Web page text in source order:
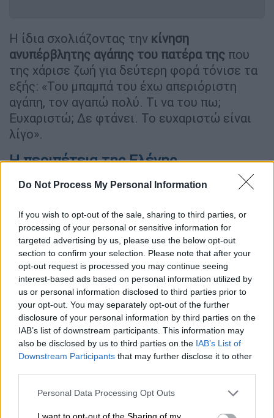
Do Not Process My Personal Information
If you wish to opt-out of the sale, sharing to third parties, or
processing of your personal or sensitive information for
targeted advertising by us, please use the below opt-out
section to confirm your selection. Please note that after your
opt-out request is processed you may continue seeing
interest-based ads based on personal information utilized by
us or personal information disclosed to third parties prior to
your opt-out. You may separately opt-out of the further
disclosure of your personal information by third parties on the
IAB’s list of downstream participants. This information may
also be disclosed by us to third parties on the IAB’s List of
Downstream Participants that may further disclose it to other
Please note that this website/app uses one or more Google
not limited to your visit or usage behaviour. You may click to
Personal Data Processing Opt Outs
I want to opt-out of the Sharing of my
Η ίδια σχολιάζοντας την κίνηση
ανυπέρβλητης αγάπης του πατέρα της που
της χάρισε ζωή για δεύτερη φορά τόνισε τα
εξής: «Του μπαμπά του έχω απεριόριστη
αγάπη, τον αγαπώ πολύ. Τι να του πω;
Ευχαριστώ; Δε φτάνει. Το ευχαριστώ είναι
λίγο».
Η περιπέτεια της Ελένης
Η περιπέτεια για την Ελένη ξεκίνησε πριν
επέμβαση,αλλά ηβιοψίαέδειξε ότι
πρόκειται για κακοήθειακαι λίγο καιρό
αργότερα η ασθένεια επανεμφανίστηκε.
«Όταν μάθαμε ότι έχει υποτροπιάσει ο όγκος
και μελετήσαμε τις θεραπευτικές μεθόδους,
θέλαμε κάτι πιο ριζικό.Συστηματική
θεραπεία γι’ αυτό τον καρκίνο δεν υπάρχει,
οπότε προκρίναμε τημεταμόσχευση από
ζώντα δότη. Το δύσκολο ήταν να
ενημερώσεις τους γονείς», σημείωσε ο
Καθηγητής Χειρουργικής στο ΕΚΠΑ,